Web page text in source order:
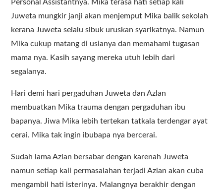
Personal Assistantnya. Mika terasa hati setiap kali
Juweta mungkir janji akan menjemput Mika balik sekolah
kerana Juweta selalu sibuk uruskan syarikatnya. Namun
Mika cukup matang di usianya dan memahami tugasan
mama nya. Kasih sayang mereka utuh lebih dari
segalanya.
Hari demi hari pergaduhan Juweta dan Azlan
membuatkan Mika trauma dengan pergaduhan ibu
bapanya. Jiwa Mika lebih tertekan tatkala terdengar ayat
cerai. Mika tak ingin ibubapa nya bercerai.
Sudah lama Azlan bersabar dengan karenah Juweta
namun setiap kali permasalahan terjadi Azlan akan cuba
mengambil hati isterinya. Malangnya berakhir dengan